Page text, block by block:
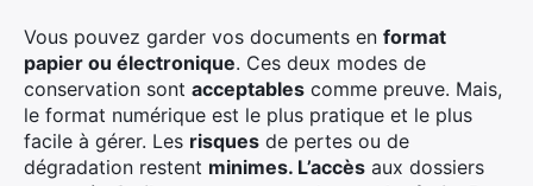
Vous pouvez garder vos documents en format
papier ou électronique. Ces deux modes de
conservation sont acceptables comme preuve. Mais,
le format numérique est le plus pratique et le plus
facile à gérer. Les risques de pertes ou de
dégradation restent minimes. L’accès aux dossiers